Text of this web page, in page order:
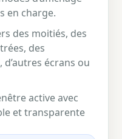
en charge.
des moitiés, des
des
écrans ou
active avec
et transparente